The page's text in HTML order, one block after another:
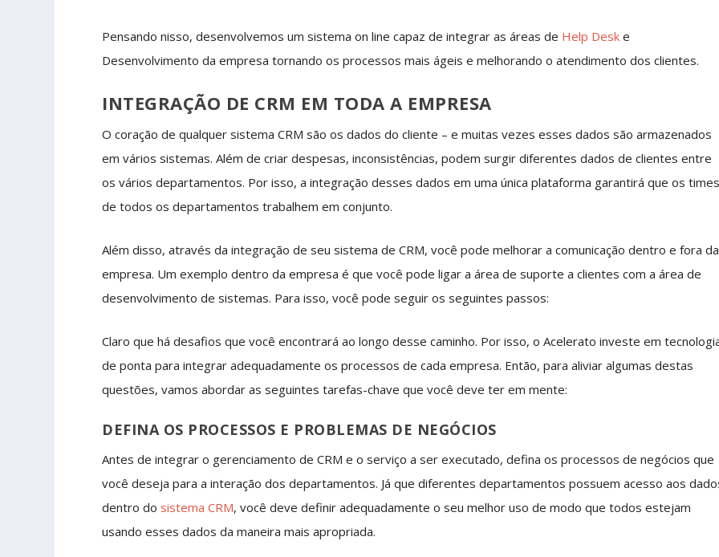
Pensando nisso, desenvolvemos um sistema on line capaz de integrar as áreas de Help Desk e
Desenvolvimento da empresa tornando os processos mais ágeis e melhorando o atendimento dos clientes.
INTEGRAÇÃO DE CRM EM TODA A EMPRESA
O coração de qualquer sistema CRM são os dados do cliente – e muitas vezes esses dados são armazenados
em vários sistemas. Além de criar despesas, inconsistências, podem surgir diferentes dados de clientes entre
os vários departamentos. Por isso, a integração desses dados em uma única plataforma garantirá que os
de todos os departamentos trabalhem em conjunto.
Além disso, através da integração de seu sistema de CRM, você pode melhorar a comunicação dentro e fora da
empresa. Um exemplo dentro da empresa é que você pode ligar a área de suporte a clientes com a área de
desenvolvimento de sistemas. Para isso, você pode seguir os seguintes passos:
Claro que há desafios que você encontrará ao longo desse caminho. Por isso, o Acelerato investe em
de ponta para integrar adequadamente os processos de cada empresa. Então, para aliviar algumas destas
questões, vamos abordar as seguintes tarefas-chave que você deve ter em mente:
DEFINA OS PROCESSOS E PROBLEMAS DE NEGÓCIOS
Antes de integrar o gerenciamento de CRM e o serviço a ser executado, defina os processos de negócios que
você deseja para a interação dos departamentos. Já que diferentes departamentos possuem acesso aos
dentro dosistema CRM, você deve definir adequadamente o seu melhor uso de modo que todos estejam
usando esses dados da maneira mais apropriada.